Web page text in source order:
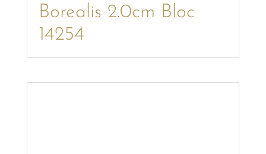
Borealis 2.0cm Bloc
14254